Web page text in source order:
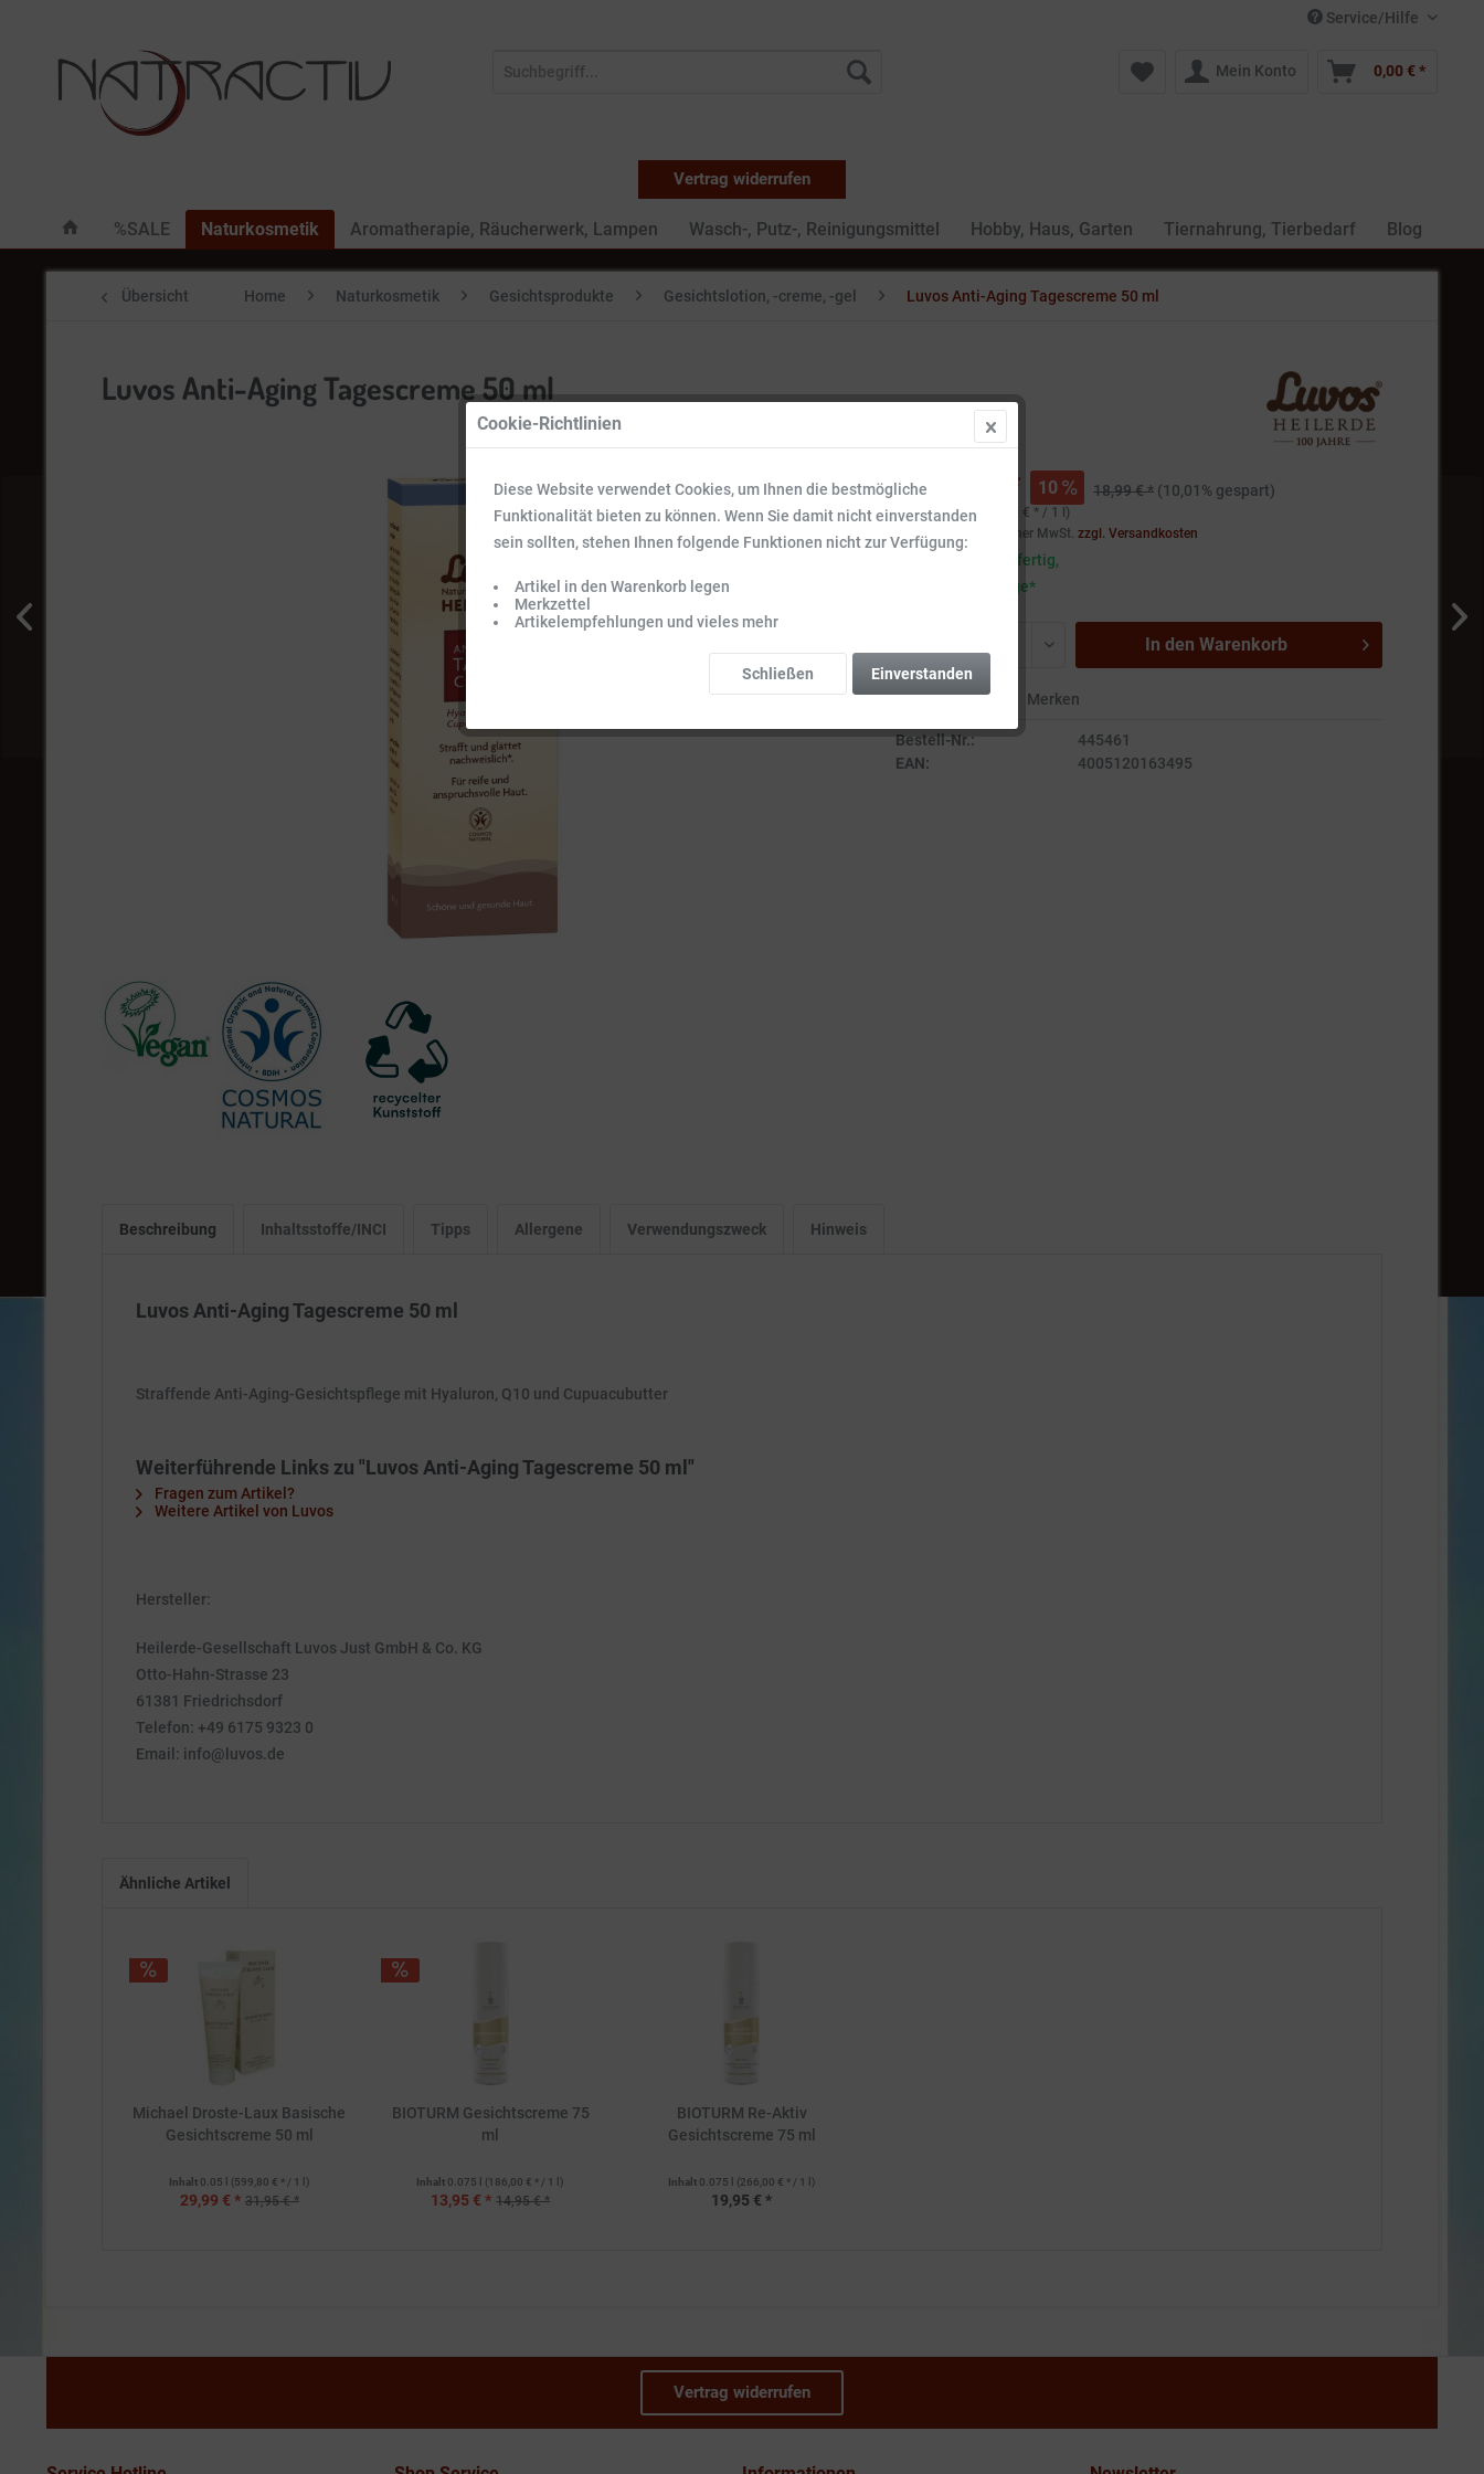
Service/Hilfe
Mein Konto 0,00 € *
Vertrag widerrufen
%SALE Naturkosmetik Aromatherapie, Räucherwerk, Lampen Wasch-, Putz-, Reinigungsmittel Hobby, Haus, Garten Tiernahrung, Tierbedarf Blog
Übersicht Home Naturkosmetik Gesichtsprodukte Gesichtslotion, -creme, -gel Luvos Anti-Aging Tagescreme 50 ml
Luvos Anti-Aging Tagescreme 50 ml
17,09 € * 10 18,99 € * (10,01% gespart)
Inhalt:0.05 l (341,80 € * / 1 l)
Preise inkl. gesetzlicher MwSt.zzgl. Versandkosten
Sofort versandfertig,
Lieferzeit 3-5 Tage*
In den Warenkorb
Vergleichen Merken
Bestell-Nr.:
445461
EAN:
4005120163495
Beschreibung Inhaltsstoffe/INCI Tipps Allergene Verwendungszweck Hinweis
Luvos Anti-Aging Tagescreme 50 ml
Straffende Anti-Aging-Gesichtspflege mit Hyaluron, Q10 und Cupuacubutter
Weiterführende Links zu "Luvos Anti-Aging Tagescreme 50 ml"
Fragen zum Artikel?
Weitere Artikel von Luvos
Hersteller:
Heilerde-Gesellschaft Luvos Just GmbH & Co. KG
Otto-Hahn-Strasse 23
61381 Friedrichsdorf
Telefon: +49 6175 9323 0
Email: info@luvos.de
Ähnliche Artikel
Michael Droste-Laux Basische
Gesichtscreme 50 ml
Inhalt 0.05 l (599,80 € * / 1 l)
29,99 € * 31,95 € *
BIOTURM Gesichtscreme 75
ml
Inhalt 0.075 l (186,00 € * / 1 l)
13,95 € * 14,95 € *
BIOTURM Re-Aktiv
Gesichtscreme 75 ml
Inhalt 0.075 l (266,00 € * / 1 l)
19,95 € *
Vertrag widerrufen
Cookie-Richtlinien
Diese Website verwendet Cookies, um Ihnen die bestmögliche
Funktionalität bieten zu können. Wenn Sie damit nicht einverstanden
sein sollten, stehen Ihnen folgende Funktionen nicht zur Verfügung:
Artikel in den Warenkorb legen
Merkzettel
Artikelempfehlungen und vieles mehr
Einverstanden
Schließen